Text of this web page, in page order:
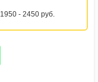
1950 - 2450 руб.